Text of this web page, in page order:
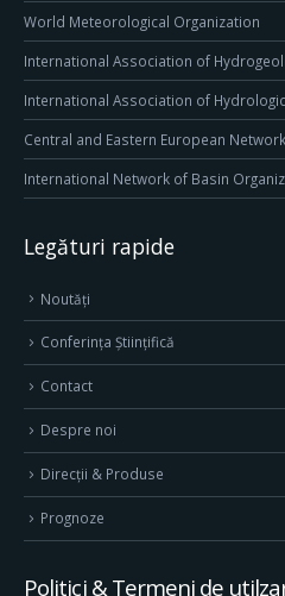
World Meteorological Organization
International Association of
International Association of
Central and Eastern European
International Network of Basin
Legături rapide
Noutăți
Conferința Științifică
Contact
Despre noi
Direcţii & Produse
Prognoze
Politici & Termeni de